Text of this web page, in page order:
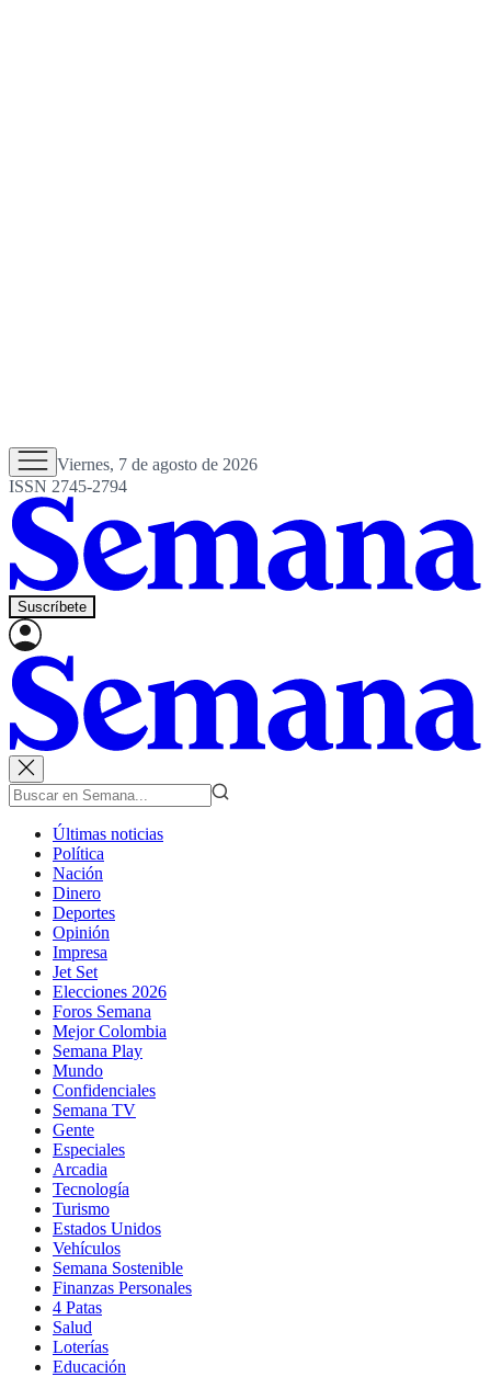
Viernes, 7 de agosto de 2026
ISSN 2745-2794
Suscríbete
Últimas noticias
Política
Nación
Dinero
Deportes
Opinión
Impresa
Jet Set
Elecciones 2026
Foros Semana
Mejor Colombia
Semana Play
Mundo
Confidenciales
Semana TV
Gente
Especiales
Arcadia
Tecnología
Turismo
Estados Unidos
Vehículos
Semana Sostenible
Finanzas Personales
4 Patas
Salud
Loterías
Educación